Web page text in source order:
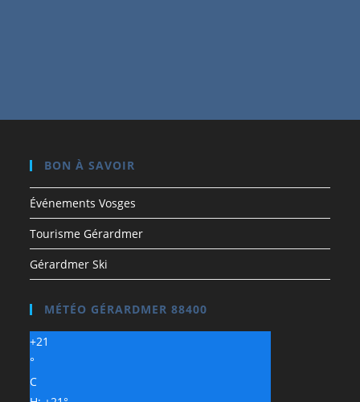
BON À SAVOIR
Événements Vosges
Tourisme Gérardmer
Gérardmer Ski
MÉTÉO GÉRARDMER 88400
+21
°
C